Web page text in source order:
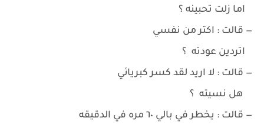
اما زلت تحبينه ؟
— قالت : اكتر من نفسي
اتردين عودته ؟
— قالت : لا اريد لقد كسر كبريائي
هل نسيته ؟
— قالت : يخطر في بالي ٦٠ مره في الدقيقه